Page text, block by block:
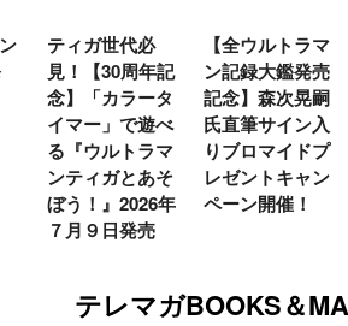
ティガ世代必
見！【30周年記
念】「カラータ
イマー」で遊べ
る『ウルトラマ
ンティガとあそ
ぼう！』2026年
７月９日発売
【全ウルトラマ
ン記録大鑑発売
記念】森次晃嗣
氏直筆サイン入
りブロマイドプ
レゼントキャン
ペーン開催！
テレマガBOOKS＆